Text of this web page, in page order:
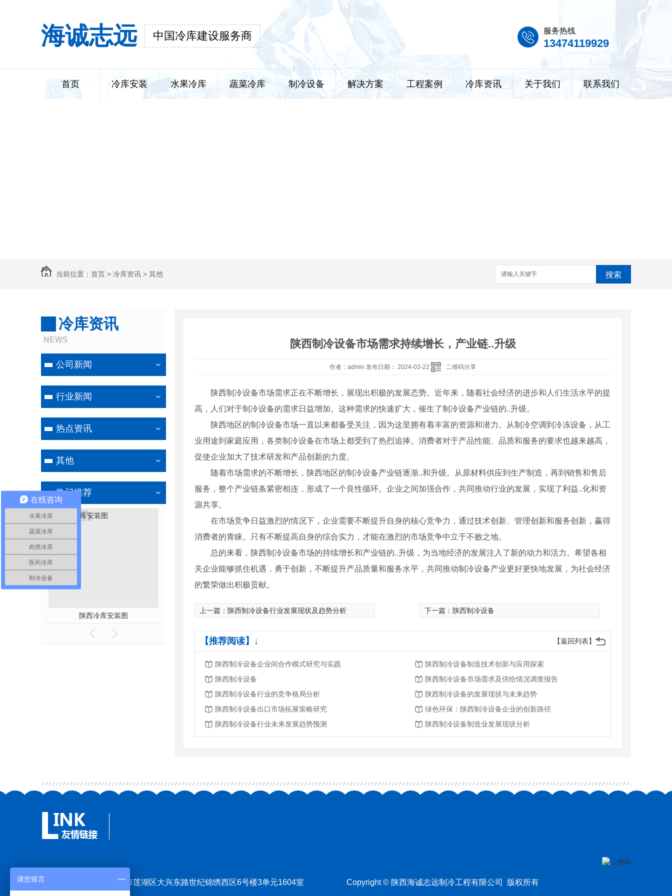
海诚志远 中国冷库建设服务商 服务热线
13474119929
首页 冷库安装 水果冷库 蔬菜冷库 制冷设备 解决方案 工程案例 冷库资讯 关于我们 联系我们
当前位置： 首页 > 冷库资讯 > 其他 搜索
冷库资讯
NEWS
公司新闻
行业新闻
热点资讯
其他
热门推荐
陕西水果冷库安装 陕西冷库安装图
陕西制冷设备市场需求持续增长，产业链..升级
作者：admin 发布日期： 2024-03-22 二维码分享
陕西制冷设备市场需求正在不断增长，展现出积极的发展态势。近年来，随着社会经济的进步和人们生活水平的提
高，人们对于制冷设备的需求日益增加。这种需求的快速扩大，催生了制冷设备产业链的..升级。
陕西地区的制冷设备市场一直以来都备受关注，因为这里拥有着丰富的资源和潜力。从制冷空调到冷冻设备，从工
业用途到家庭应用，各类制冷设备在市场上都受到了热烈追捧。消费者对于产品性能、品质和服务的要求也越来越高，
促使企业加大了技术研发和产品创新的力度。
随着市场需求的不断增长，陕西地区的制冷设备产业链逐渐..和升级。从原材料供应到生产制造，再到销售和售后
服务，整个产业链条紧密相连，形成了一个良性循环。企业之间加强合作，共同推动行业的发展，实现了利益..化和资
源共享。
在市场竞争日益激烈的情况下，企业需要不断提升自身的核心竞争力，通过技术创新、管理创新和服务创新，赢得
消费者的青睐。只有不断提高自身的综合实力，才能在激烈的市场竞争中立于不败之地。
总的来看，陕西制冷设备市场的持续增长和产业链的..升级，为当地经济的发展注入了新的动力和活力。希望各相
关企业能够抓住机遇，勇于创新，不断提升产品质量和服务水平，共同推动制冷设备产业更好更快地发展，为社会经济
的繁荣做出积极贡献。
上一篇： 陕西制冷设备行业发展现状及趋势分析 下一篇： 陕西制冷设备
【返回列表】
【推荐阅读】↓
陕西制冷设备企业间合作模式研究与实践
陕西制冷设备制造技术创新与应用探索
陕西制冷设备
陕西制冷设备市场需求及供给情况调查报告
陕西制冷设备行业的竞争格局分析
陕西制冷设备的发展现状与未来趋势
陕西制冷设备出口市场拓展策略研究
绿色环保：陕西制冷设备企业的创新路径
陕西制冷设备行业未来发展趋势预测
陕西制冷设备制造业发展现状分析
地址：陕西省西安市莲湖区大兴东路世纪锦绣西区6号楼3单元1604室 Copyright © 陕西海诚志远制冷工程有限公司 版权所有
在线咨询
水果冷库
蔬菜冷库
肉类冷库
医药冷库
制冷设备
请您留言